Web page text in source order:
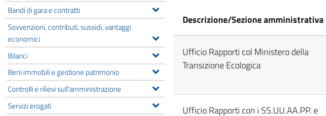
Bandi di gara e contratti
Sovvenzioni, contributi, sussidi, vantaggi
economici
Bilanci
Beni immobili e gestione patrimonio
Controlli e rilievi sull'amministrazione
Servizi erogati
Descrizione/Sezione amministrativa
Ufficio Rapporti col Ministero della
Transizione Ecologica
Ufficio Rapporti con i SS.UU.AA.PP. e